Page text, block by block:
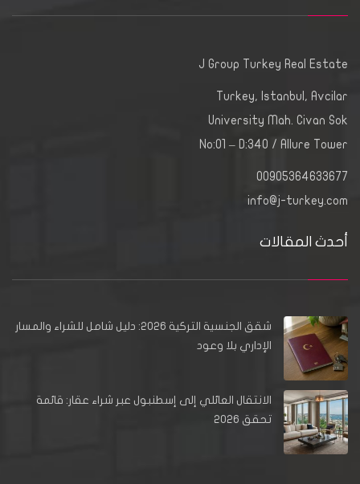
J Group Turkey Real Estate
Turkey, Istanbul, Avcilar
University Mah. Civan Sok
No:01 – D:340 / Allure Tower
00905364633677
info@j-turkey.com
أحدث المقالات
شقق الجنسية التركية 2026: دليل شامل للشراء والمسار
الإداري بلا وعود
الانتقال العائلي إلى إسطنبول عبر شراء عقار: قائمة
تحقق 2026